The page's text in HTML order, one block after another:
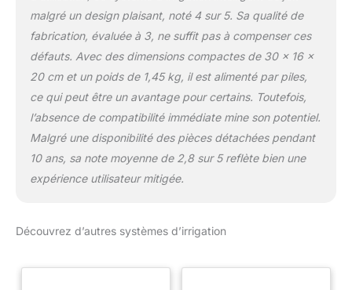
malgré un design plaisant, noté 4 sur 5. Sa qualité de
fabrication, évaluée à 3, ne suffit pas à compenser ces
défauts. Avec des dimensions compactes de 30 x 16 x
20 cm et un poids de 1,45 kg, il est alimenté par piles,
ce qui peut être un avantage pour certains. Toutefois,
l’absence de compatibilité immédiate mine son potentiel.
Malgré une disponibilité des pièces détachées pendant
10 ans, sa note moyenne de 2,8 sur 5 reflète bien une
expérience utilisateur mitigée.
Découvrez d’autres systèmes d’irrigation